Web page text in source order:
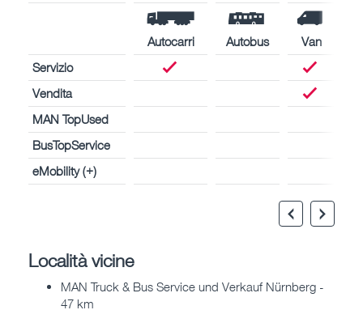
Autocarri Autobus
Van
Servizio
Vendita
MAN TopUsed
BusTopService
eMobility (+)
Località vicine
MAN Truck & Bus Service und Verkauf Nürnberg -
47 km